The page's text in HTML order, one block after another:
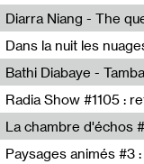
Louise Guégan
Diarra Niang - The
Pierrick
Théo Robine-
Pierrick Mouton,Bathi
Radia Show #1105 :
Soundart Radio
La chambre d'échos
Revue Les